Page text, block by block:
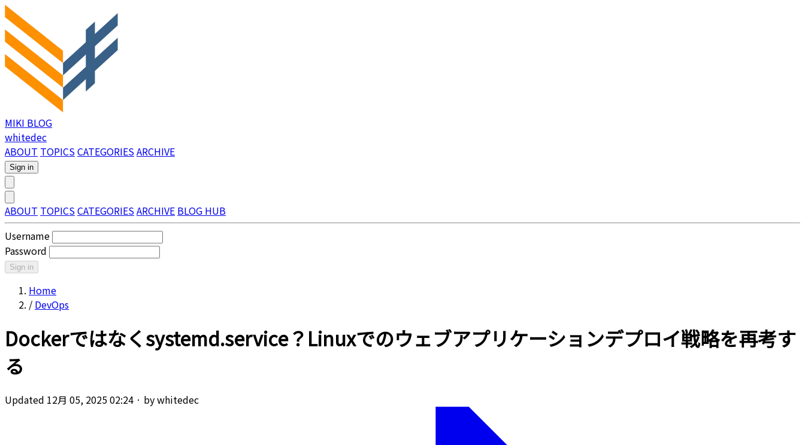
MIKI BLOG
whitedec
ABOUT TOPICSCATEGORIESARCHIVE
Sign in
ABOUT TOPICSCATEGORIESARCHIVE BLOG HUB
Username
Password
Sign in
Home
/ DevOps
Dockerではなくsystemd.service？Linuxでのウェブアプリケーションデプロイ戦略を再考す
る
Updated 12月 05, 2025 02:24 · by whitedec